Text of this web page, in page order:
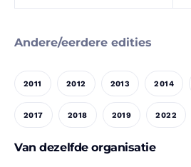
Andere/eerdere edities
2011 2012 2013 2014
2017 2018 2019 2022
Van dezelfde organisatie